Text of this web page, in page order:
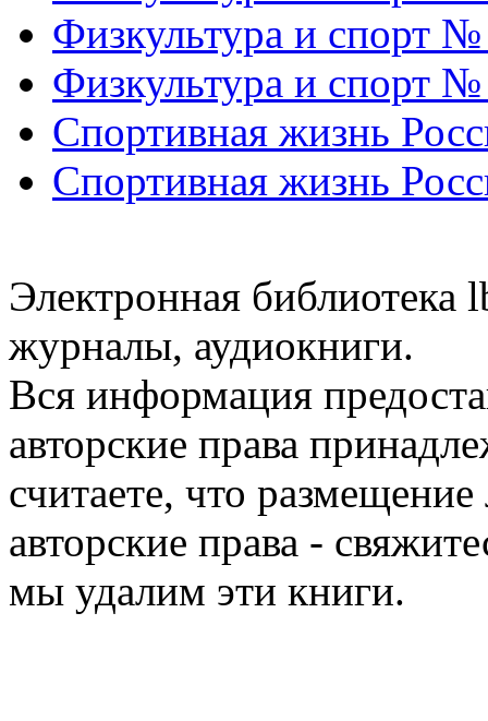
Физкультура и спорт
Физкультура и спорт
Спортивная жизнь
Спортивная жизнь
Электронная библиотека
журналы, аудиокниги.
Вся информация
авторские права
считаете, что
авторские права -
мы удалим эти книги.